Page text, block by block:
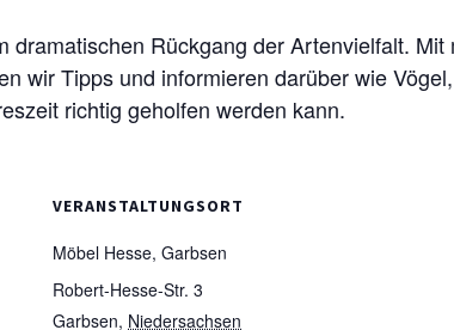
dramatischen Rückgang der Artenvielfalt.
wir Tipps und informieren darüber wie
richtig geholfen werden kann.
VERANSTALTUNGSORT
Möbel Hesse, Garbsen
Robert-Hesse-Str. 3
Garbsen, Niedersachsen